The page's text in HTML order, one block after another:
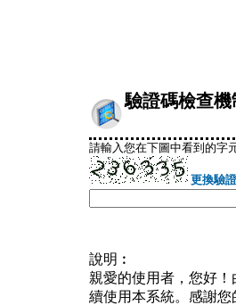
驗證碼檢查機
請輸入您在下圖中看到的字
更換驗
說明︰
親愛的使用者，您好
續使用本系統。感謝您